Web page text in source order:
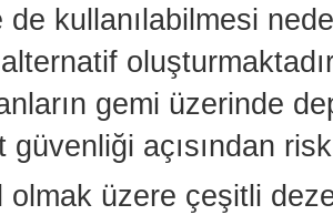
de kullanılabilmesi
gemi üzerinde
güvenliği açısından
olmak üzere çeşitli